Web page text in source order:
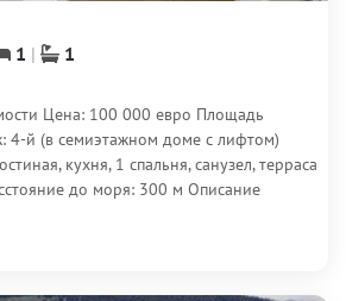
1
1
Цена: 100 000 евро Площадь
4-й (в семиэтажном доме с лифтом)
кухня, 1 спальня, санузел, терраса
до моря: 300 м Описание